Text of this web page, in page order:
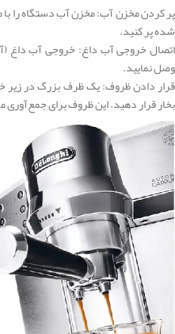
پر کردن مخزن آب: مخزن آب دستگاه را
شده پر کنید.
اتصال خروجی آب داغ: خروجی آب داغ
وصل نمایید.
قرار دادن ظروف: یک ظرف بزرگ در زیر
بخار قرار دهید. این ظروف برای